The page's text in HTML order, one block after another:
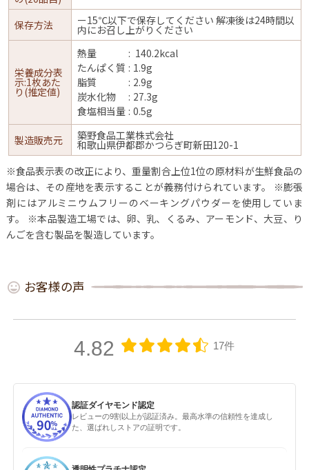
保存方法 ー15℃以下で保存してください 解凍後は24時間以
内にお召し上がりください
栄養成分表
示:1枚あた
り(推定値)
熱量
140.2kcal
たんぱく質
1.9g
脂質
2.9g
炭水化物
27.3g
食塩相当量 0.5g
製造販売元 築野食品工業株式会社
和歌山県伊都郡かつらぎ町新田120-1
※食品表示表の改正により、重量割合上位1位の原材料が生鮮食品の
場合は、その産地を表示することが義務付けられています。
※膨張
剤にはアルミニウムフリーのベーキングパウダーを使用していま
す。
※本品製造工場では、卵、乳、くるみ、アーモンド、大豆、り
んごを含む製品を製造しています。
お客様の声
4.82 17件
認証ダイヤモンド認定
レビューの9割以上が認証済み。最高水準の信頼性を達成し
た、選ばれしストアの証明です。